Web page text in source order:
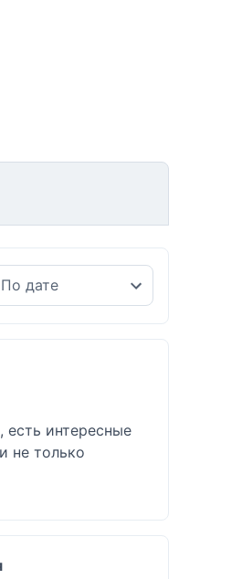
есть интересные
не только